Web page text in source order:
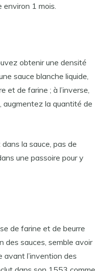
1 mois.
obtenir une densité
sauce blanche liquide,
et de farine ; à l’inverse,
augmentez la quantité de
la sauce, pas de
une passoire pour y
de farine et de beurre
des sauces, semble avoir
avant l’invention des